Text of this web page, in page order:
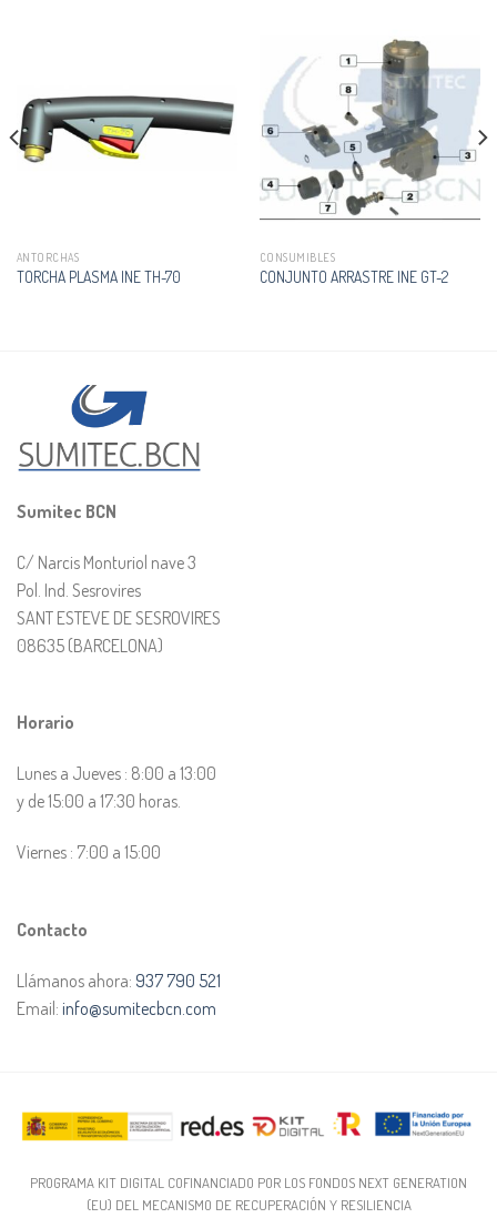
ANTORCHAS
TORCHA PLASMA INE TH-70
CONSUMIBLES
CONJUNTO ARRASTRE INE GT-2
Sumitec BCN
C/ Narcis Monturiol nave 3
Pol. Ind. Sesrovires
SANT ESTEVE DE SESROVIRES
08635 (BARCELONA)
Horario
Lunes a Jueves : 8:00 a 13:00
y de 15:00 a 17:30 horas.
Viernes : 7:00 a 15:00
Contacto
Llámanos ahora: 937 790 521
Email: info@sumitecbcn.com
PROGRAMA KIT DIGITAL COFINANCIADO POR LOS FONDOS NEXT GENERATION
(EU) DEL MECANISMO DE RECUPERACIÓN Y RESILIENCIA